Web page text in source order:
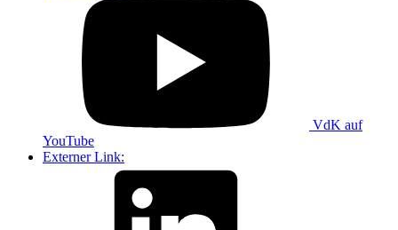
VdK auf
YouTube
Externer Link: